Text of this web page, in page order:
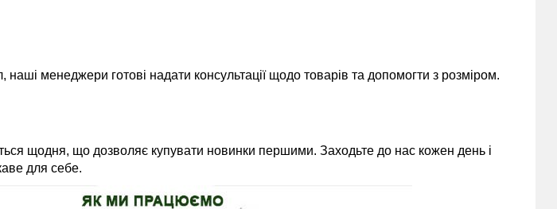
менеджери готові надати консультації щодо товарів та допомогти з розміром.
щодня, що дозволяє купувати новинки першими. Заходьте до нас кожен день і
для себе.